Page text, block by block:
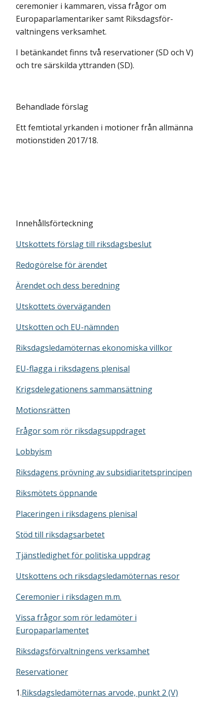
ceremonier i kammaren, vissa frågor om
Europaparla­men­tariker samt Riksdagsför­
valtningens verksamhet.
I betänkandet finns två reservationer (SD och V)
och tre särskilda yttranden (SD).
Behandlade förslag
Ett femtiotal yrkanden i motioner från allmänna
motionstiden 2017/18.
Innehållsförteckning
Utskottets förslag till riksdagsbeslut
Redogörelse för ärendet
Ärendet och dess beredning
Utskottets överväganden
Utskotten och EU-nämnden
Riksdagsledamöternas ekonomiska villkor
EU-flagga i riksdagens plenisal
Krigsdelegationens sammansättning
Motionsrätten
Frågor som rör riksdagsuppdraget
Lobbyism
Riksdagens prövning av subsidiaritetsprincipen
Riksmötets öppnande
Placeringen i riksdagens plenisal
Stöd till riksdagsarbetet
Tjänstledighet för politiska uppdrag
Utskottens och riksdagsledamöternas resor
Ceremonier i riksdagen m.m.
Vissa frågor som rör ledamöter i
Europaparlamentet
Riksdagsförvaltningens verksamhet
Reservationer
1.Riksdagsledamöternas arvode, punkt 2 (V)